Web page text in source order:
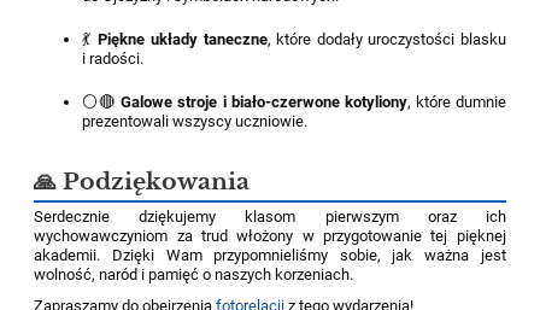
💃Piękne układy taneczne, które dodały uroczystości blasku
i radości.
⚪🔴Galowe stroje i biało-czerwone kotyliony, które dumnie
prezentowali wszyscy uczniowie.
🙏 Podziękowania
Serdecznie dziękujemy klasom pierwszym oraz ich
wychowawczyniom za trud włożony w przygotowanie tej pięknej
akademii. Dzięki Wam przypomnieliśmy sobie, jak ważna jest
wolność, naród i pamięć o naszych korzeniach.
Zapraszamy do obejrzeniafotorelacjiz tego wydarzenia!